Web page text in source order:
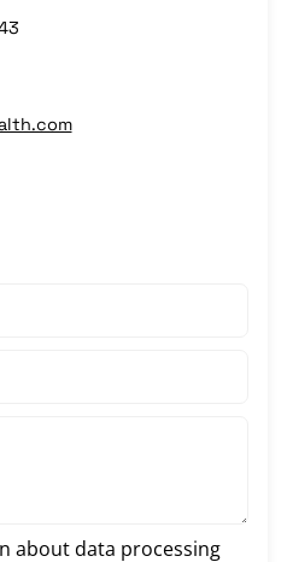
about data processing